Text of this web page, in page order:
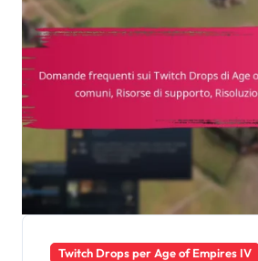
Twitch Drops per Age of Empires IV